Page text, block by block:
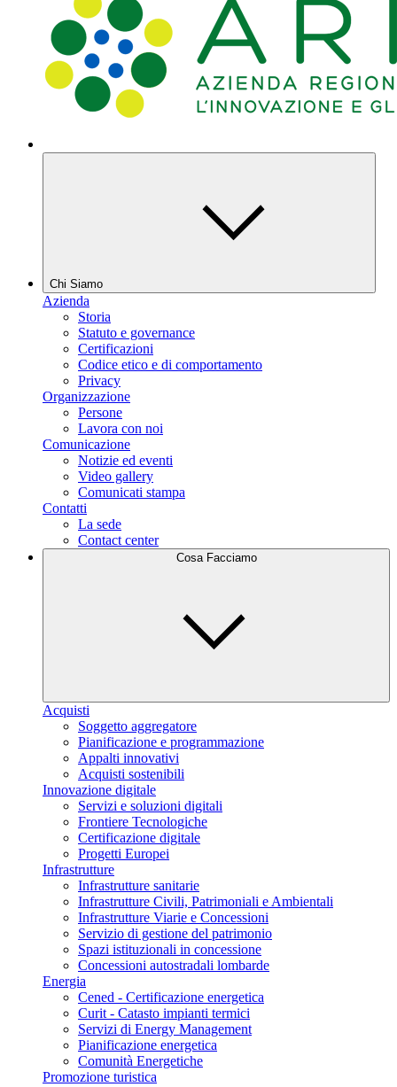
Chi Siamo
Azienda
Storia
Statuto e governance
Certificazioni
Codice etico e di comportamento
Privacy
Organizzazione
Persone
Lavora con noi
Comunicazione
Notizie ed eventi
Video gallery
Comunicati stampa
Contatti
La sede
Contact center
Cosa Facciamo
Acquisti
Soggetto aggregatore
Pianificazione e programmazione
Appalti innovativi
Acquisti sostenibili
Innovazione digitale
Servizi e soluzioni digitali
Frontiere Tecnologiche
Certificazione digitale
Progetti Europei
Infrastrutture
Infrastrutture sanitarie
Infrastrutture Civili, Patrimoniali e Ambientali
Infrastrutture Viarie e Concessioni
Servizio di gestione del patrimonio
Spazi istituzionali in concessione
Concessioni autostradali lombarde
Energia
Cened - Certificazione energetica
Curit - Catasto impianti termici
Servizi di Energy Management
Pianificazione energetica
Comunità Energetiche
Promozione turistica